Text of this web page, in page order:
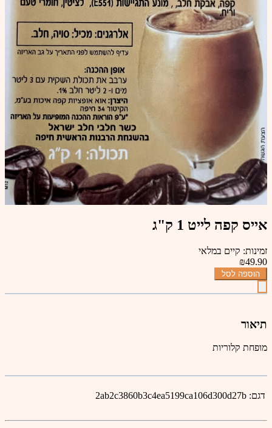
אייס קפה לייט 1 ק"ג
זמינות: קיים במלאי
₪49.90
הוספה לסל
תיאור
מופחת קלוריות
דגם: 2ab2c3860b3c4ea5199ca106d300d27b